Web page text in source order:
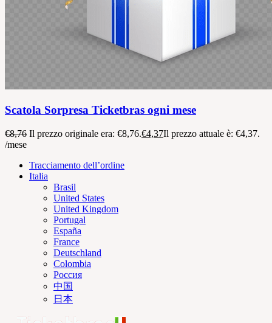
Scatola Sorpresa Ticketbras ogni mese
€8,76 Il prezzo originale era: €8,76.€4,37Il prezzo attuale è: €4,37.
/mese
Tracciamento dell’ordine
Italia
Brasil
United States
United Kingdom
Portugal
España
France
Deutschland
Colombia
Россия
中国
日本